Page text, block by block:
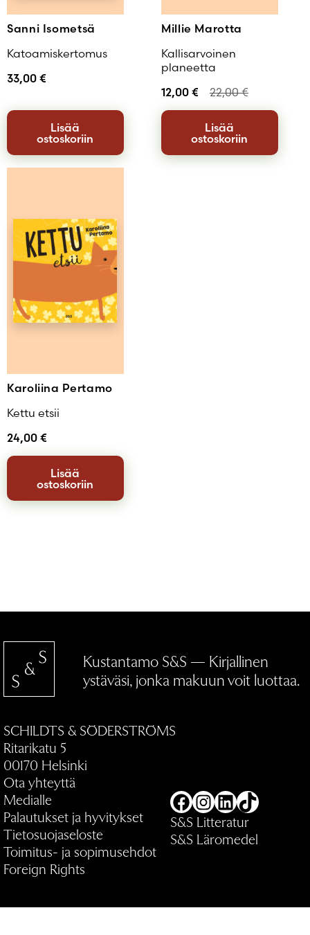
Sanni Isometsä
Katoamiskertomus
33,00 €
Lisää
ostoskoriin
Millie Marotta
Kallisarvoinen
planeetta
12,00 € 22,00€
Lisää
ostoskoriin
Karoliina Pertamo
Kettu etsii
24,00 €
Lisää
ostoskoriin
Kustantamo S&S — Kirjallinen
ystäväsi, jonka makuun voit luottaa.
SCHILDTS & SÖDERSTRÖMS
Ritarikatu 5
00170 Helsinki
Ota yhteyttä
Medialle
Palautukset ja hyvitykset
Tietosuojaseloste
Toimitus- ja sopimusehdot
Foreign Rights
Facebook
Instagram
LinkedIn
TikTok
S&S Litteratur
S&S Läromedel